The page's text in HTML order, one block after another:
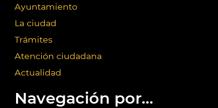
Ayuntamiento
La ciudad
Trámites
Atención ciudadana
Actualidad
Navegación por...